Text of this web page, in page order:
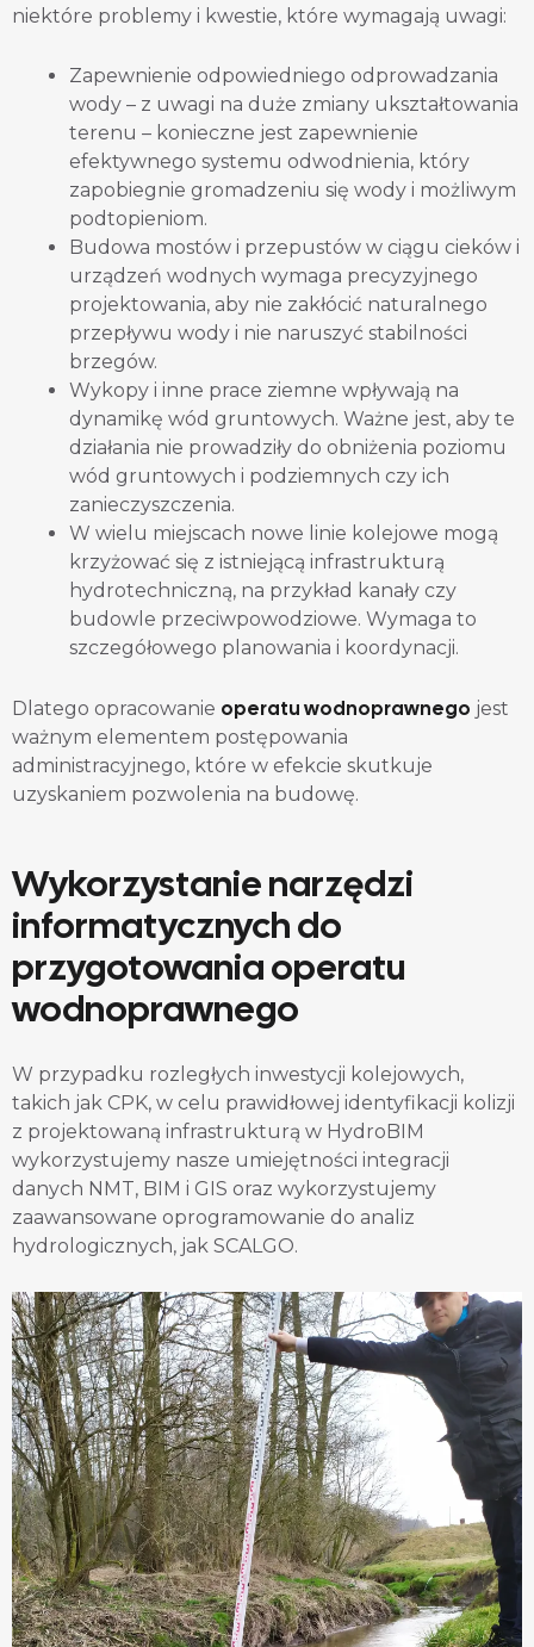
niektóre problemy i kwestie, które wymagają uwagi:
Zapewnienie odpowiedniego odprowadzania
wody – z uwagi na duże zmiany ukształtowania
terenu – konieczne jest zapewnienie
efektywnego systemu odwodnienia, który
zapobiegnie gromadzeniu się wody i możliwym
podtopieniom.
Budowa mostów i przepustów w ciągu cieków i
urządzeń wodnych wymaga precyzyjnego
projektowania, aby nie zakłócić naturalnego
przepływu wody i nie naruszyć stabilności
brzegów.
Wykopy i inne prace ziemne wpływają na
dynamikę wód gruntowych. Ważne jest, aby te
działania nie prowadziły do obniżenia poziomu
wód gruntowych i podziemnych czy ich
zanieczyszczenia.
W wielu miejscach nowe linie kolejowe mogą
krzyżować się z istniejącą infrastrukturą
hydrotechniczną, na przykład kanały czy
budowle przeciwpowodziowe. Wymaga to
szczegółowego planowania i koordynacji.
Dlatego opracowanie operatu wodnoprawnego jest
ważnym elementem postępowania
administracyjnego, które w efekcie skutkuje
uzyskaniem pozwolenia na budowę.
Wykorzystanie narzędzi
informatycznych do
przygotowania operatu
wodnoprawnego
W przypadku rozległych inwestycji kolejowych,
takich jak CPK, w celu prawidłowej identyfikacji kolizji
z projektowaną infrastrukturą w HydroBIM
wykorzystujemy nasze umiejętności integracji
danych NMT, BIM i GIS oraz wykorzystujemy
zaawansowane oprogramowanie do analiz
hydrologicznych, jak SCALGO.